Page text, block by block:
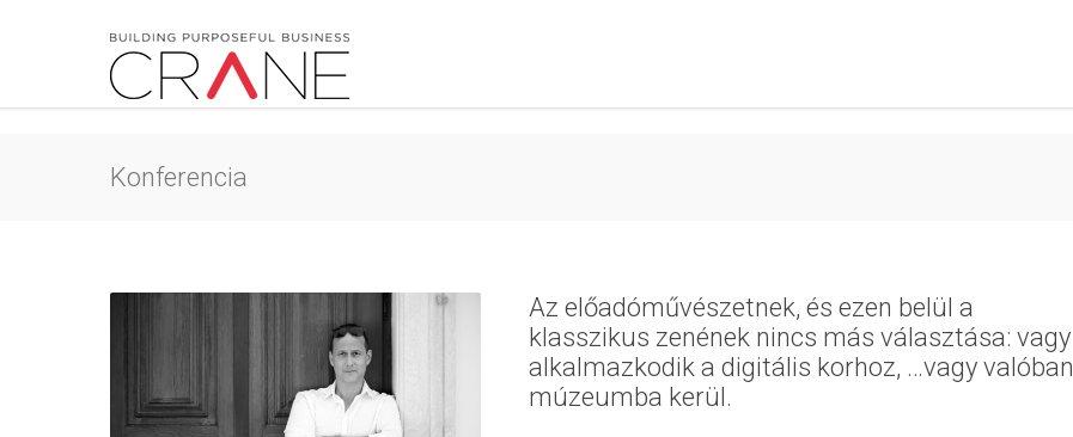
Konferencia
Az előadóművészetnek, és ezen belül a
klasszikus zenének nincs más választása: vagy
alkalmazkodik a digitális korhoz, …vagy valóban
múzeumba kerül.